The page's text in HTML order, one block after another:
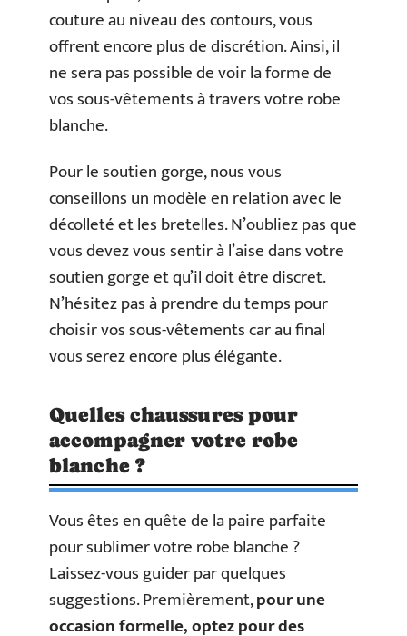
couture au niveau des contours, vous
offrent encore plus de discrétion. Ainsi, il
ne sera pas possible de voir la forme de
vos sous-vêtements à travers votre robe
blanche.
Pour le soutien gorge, nous vous
conseillons un modèle en relation avec le
décolleté et les bretelles. N’oubliez pas que
vous devez vous sentir à l’aise dans votre
soutien gorge et qu’il doit être discret.
N’hésitez pas à prendre du temps pour
choisir vos sous-vêtements car au final
vous serez encore plus élégante.
Quelles chaussures pour
accompagner votre robe
blanche ?
Vous êtes en quête de la paire parfaite
pour sublimer votre robe blanche ?
Laissez-vous guider par quelques
suggestions. Premièrement,pour une
occasion formelle, optez pour des